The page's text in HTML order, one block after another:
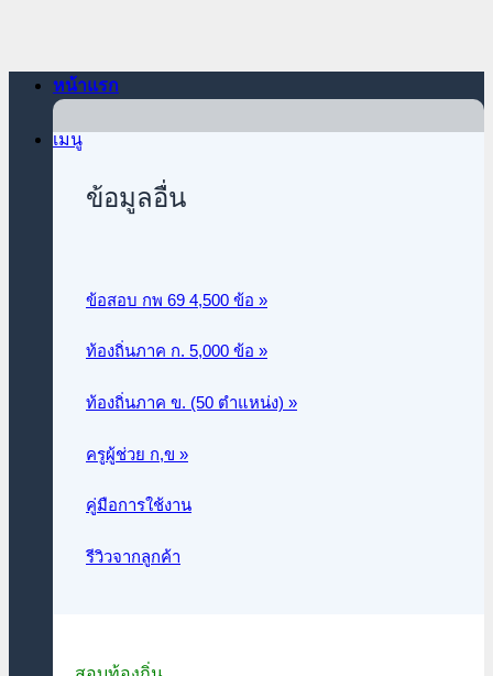
ยัง
เนื้อหา
เมนู
หน้าแรก
ข้อมูลอื่น
ข้อสอบ กพ 69 4,500 ข้อ »
ท้องถิ่นภาค ก. 5,000 ข้อ »
ท้องถิ่นภาค ข. (50 ตำแหน่ง) »
ครูผู้ช่วย ก,ข »
คู่มือการใช้งาน
รีวิวจากลูกค้า